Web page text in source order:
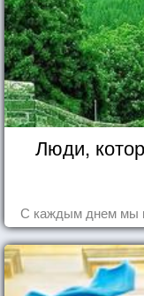
Люди,
С каждым днем мы